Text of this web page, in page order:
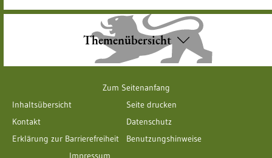
Themenübersicht
Zum Seitenanfang
Inhaltsübersicht
Seite drucken
Kontakt
Datenschutz
Erklärung zur Barrierefreiheit
Benutzungshinweise
Impressum